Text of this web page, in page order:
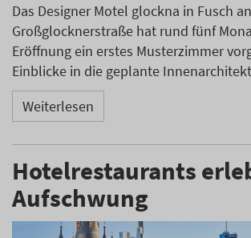
Das Designer Motel glockna in Fusch
Großglocknerstraße hat rund fünf
Eröffnung ein erstes Musterzimmer
Einblicke in die geplante
Weiterlesen
Hotelrestaurants
Aufschwung